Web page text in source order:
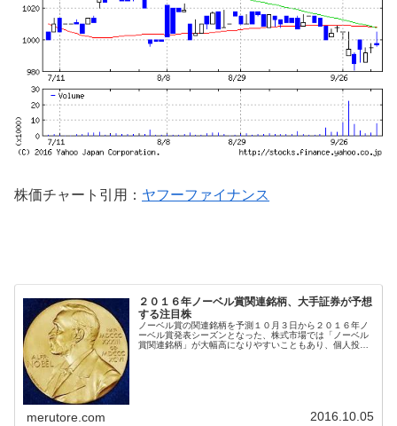
株価チャート引用： ヤフーファイナンス
２０１６年ノーベル賞関連銘柄、大手証券が予想
する注目株
ノーベル賞の関連銘柄を予測１０月３日から２０１６年ノ
ーベル賞発表シーズンとなった、株式市場では「ノーベル
賞関連銘柄」が大幅高になりやすいこともあり、個人投資
merutore.com 2016.10.05